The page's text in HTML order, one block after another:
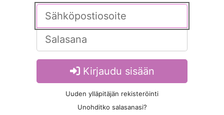
Kirjaudu sisään
Uuden ylläpitäjän rekisteröinti
Unohditko salasanasi?